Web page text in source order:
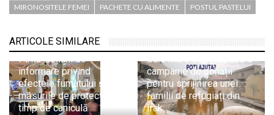
MIRONOSITELE FEMEI
PACHETE CU ALIMENTE POSTUL PASTELUI
ARTICOLE SIMILARE
Educație pentru sănătate
în rândul mamelor din
Pirita: acțiuni de
informare privind
efectele fumatului și
măsurile de protecție pe
timp de caniculă
Asociația ASSOC din
Baia Mare organizează o
campanie de donații
pentru sprijinirea unei
familii de refugiați din
Irak